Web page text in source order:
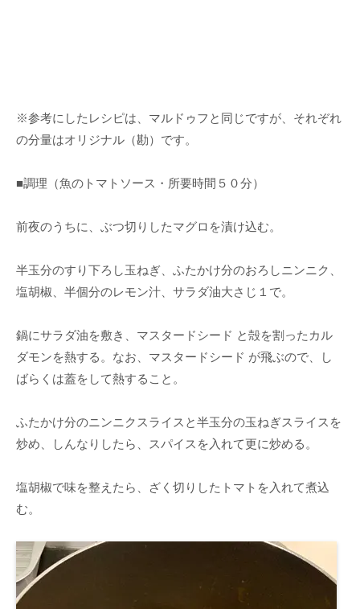
※参考にしたレシピは、マルドゥフと同じですが、それぞれ
の分量はオリジナル（勘）です。
■調理（魚のトマトソース・所要時間５０分）
前夜のうちに、ぶつ切りしたマグロを漬け込む。
半玉分のすり下ろし玉ねぎ、ふたかけ分のおろしニンニク、
塩胡椒、半個分のレモン汁、サラダ油大さじ１で。
鍋にサラダ油を敷き、マスタードシード と殻を割ったカル
ダモンを熱する。なお、マスタードシード が飛ぶので、し
ばらくは蓋をして熱すること。
ふたかけ分のニンニクスライスと半玉分の玉ねぎスライスを
炒め、しんなりしたら、スパイスを入れて更に炒める。
塩胡椒で味を整えたら、ざく切りしたトマトを入れて煮込
む。